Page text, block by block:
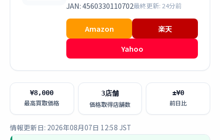
JAN: 4560330110702最終更新: 24分前
Amazon
楽天
Yahoo
¥8,000
最高買取価格
3店舗
価格取得店舗数
±¥0
前日比
情報更新日: 2026年08月07日 12:58 JST